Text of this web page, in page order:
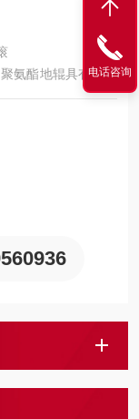
氨酯地辊具有以下
的问题，适用于煤
电话咨询